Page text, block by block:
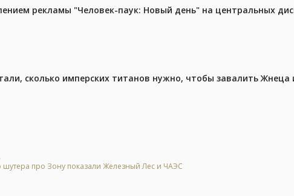
рекламы "Человек-паук: Новый день" на центральных
сколько имперских титанов нужно, чтобы завалить Жнеца
про Зону показали Железный Лес и ЧАЭС